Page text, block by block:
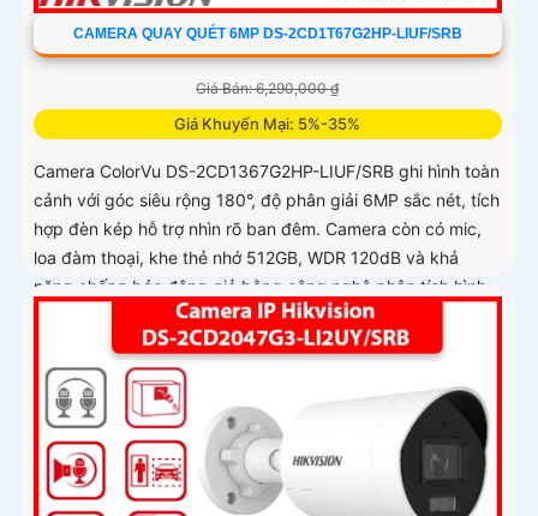
CAMERA QUAY QUÉT 6MP DS-2CD1T67G2HP-LIUF/SRB
Giá Bán: 6,290,000 ₫
Giá Khuyến Mại: 5%-35%
Camera ColorVu DS-2CD1367G2HP-LIUF/SRB ghi hình toàn
cảnh với góc siêu rộng 180°, độ phân giải 6MP sắc nét, tích
hợp đèn kép hỗ trợ nhìn rõ ban đêm. Camera còn có mic,
loa đàm thoại, khe thẻ nhớ 512GB, WDR 120dB và khả
năng chống báo động giả bằng công nghệ phân tích hình